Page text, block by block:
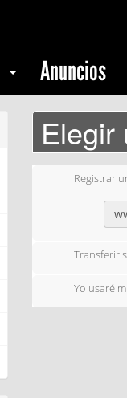
Anuncios
Elegir
Registrar
Transferir
Yo usaré